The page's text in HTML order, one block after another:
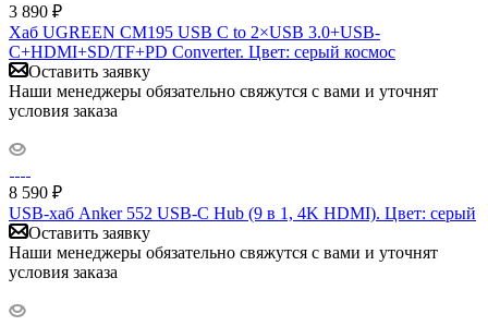
3 890 ₽
Хаб UGREEN CM195 USB C to 2×USB 3.0+USB-
C+HDMI+SD/TF+PD Converter. Цвет: серый космос
Оставить заявку
Наши менеджеры обязательно свяжутся с вами и уточнят
условия заказа
8 590 ₽
USB-хаб Anker 552 USB-C Hub (9 в 1, 4K HDMI). Цвет: серый
Оставить заявку
Наши менеджеры обязательно свяжутся с вами и уточнят
условия заказа